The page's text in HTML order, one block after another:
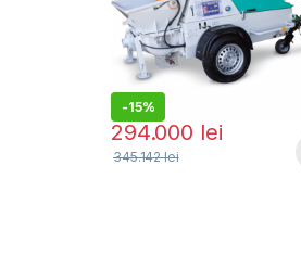
-15%
294.000 lei
345.142lei